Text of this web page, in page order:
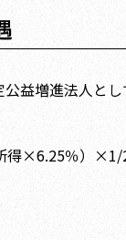
益増進法人と
得×6.25％）×1/